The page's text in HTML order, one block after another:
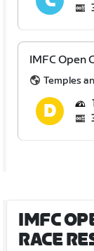
IMFC Open
Temples
IMFC
RACE